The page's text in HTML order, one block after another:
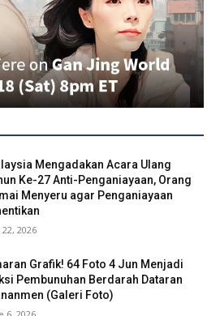
Mengadakan Acara Ulang
Ke-27 Anti-Penganiayaan, Orang
Menyeru agar Penganiayaan
22, 2026
Grafik! 64 Foto 4 Jun Menjadi
Pembunuhan Berdarah Dataran
(Galeri Foto)